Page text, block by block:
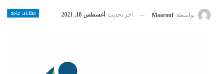
مقالات عامة بواسطة Maarouf اخر تحديث أغسطس 18, 2021